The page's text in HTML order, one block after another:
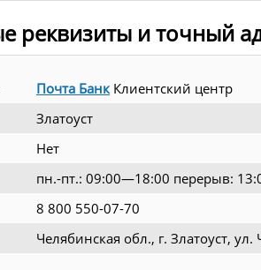
реквизиты и точный
Почта Банк Клиентский центр
Златоуст
Нет
пн.-пт.: 09:00—18:00 перерыв:
8 800 550-07-70
Челябинская обл., г. Златоуст,